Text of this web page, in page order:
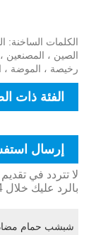
الكلمات الساخنة:
الصين ، المصنعين
رخيصة ، الموضة ،
الفئة ذات
إرسال
لا تتردد في
بالرد عليك خلال 24 ساعة.